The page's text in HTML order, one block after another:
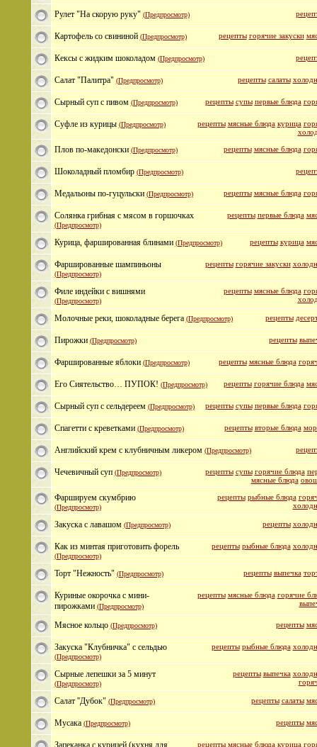
Рулет "На скорую руку" (Предпросмотр)
рецепты горячие закуски
Картофель со свининой (Предпросмотр)
Кексы с жидким шоколадом (Предпросмотр)
рецепты салаты
Салат "Палитра" (Предпросмотр)
рецепты супы первые блюда
Сырный суп с пивом (Предпросмотр)
рецепты мясные блюда курица
Суфле из курицы (Предпросмотр)
рецепты мясные блюда
Плов по-македонски (Предпросмотр)
Шоколадный пломбир (Предпросмотр)
рецепты мясные блюда
Медальоны по-гуцульски (Предпросмотр)
рецепты первые блюда
Солянка грибная с мясом в горшочках
(Предпросмотр)
рецепты курица
Курица, фаршированная блинами (Предпросмотр)
рецепты горячие закуски
Фаршированные шампиньоны
(Предпросмотр)
рецепты мясные блюда
Филе индейки с вишнями
(Предпросмотр)
рецепты
Молочные реки, шоколадные берега (Предпросмотр)
рецепты
Пирожки (Предпросмотр)
рецепты мясные блюда
Фаршированные яблоки (Предпросмотр)
рецепты горячие блюда
Его Сиятельство… ПУПОК! (Предпросмотр)
рецепты супы первые блюда
Сырный суп с сельдереем (Предпросмотр)
рецепты вторые блюда
Спагетти с креветками (Предпросмотр)
Английский крем с клубничным ликером (Предпросмотр)
рецепты супы горячие блюда
мясные блюда
Чечевичный суп (Предпросмотр)
рецепты рыбные блюда
Фаршируем скумбрию
(Предпросмотр)
рецепты
Закуска с лавашом (Предпросмотр)
рецепты рыбные блюда
Как из минтая приготовить форель
(Предпросмотр)
рецепты выпечка
Торт "Нежность" (Предпросмотр)
рецепты мясные блюда горячие
Куриные окорочка с мини-
пирожками (Предпросмотр)
рецепты
Мясное кольцо (Предпросмотр)
рецепты рыбные блюда
Закуска "Клубничка" с сельдью
(Предпросмотр)
рецепты выпечка
Сырные лепешки за 5 минут
(Предпросмотр)
рецепты салаты
Салат ''Дубок" (Предпросмотр)
рецепты
Мусака (Предпросмотр)
рецепты мясные блюда курица
Запеканка с курицей (кухня для